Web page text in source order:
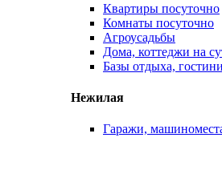
Квартиры посуточно
Комнаты посуточно
Агроусадьбы
Дома, коттеджи на
Базы отдыха,
Нежилая
Гаражи,